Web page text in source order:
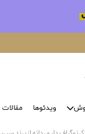
ویدئوها مقالات